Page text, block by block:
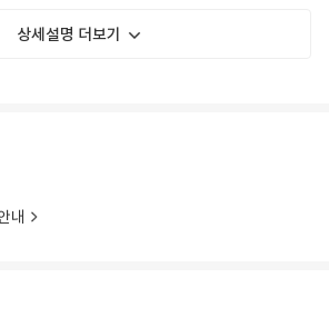
상세설명 더보기
내